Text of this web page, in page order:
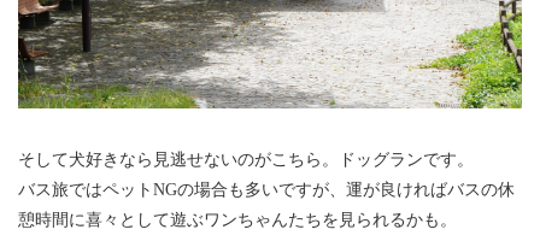
そして犬好きなら見逃せないのがこちら。ドッグランです。
バス旅ではペットNGの場合も多いですが、運が良ければバスの休
憩時間に喜々として遊ぶワンちゃんたちを見られるかも。